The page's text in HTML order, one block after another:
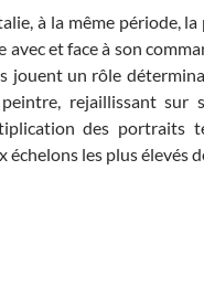
à la même période,
avec et face à son
jouent un rôle
rejaillissant
des portraits
échelons les plus élevés